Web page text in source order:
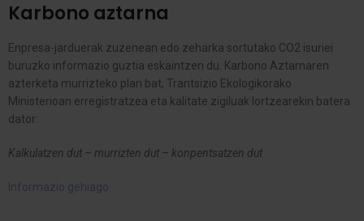
Karbono aztarna
Enpresa-jarduerak zuzenean edo zeharka sortutako CO2 isuriei
buruzko informazio guztia eskaintzen du. Karbono Aztarnaren
azterketa murrizteko plan bat, Trantsizio Ekologikorako
Ministerioan erregistratzea eta kalitate zigiluak lortzearekin batera
dator:
Kalkulatzen dut – murrizten dut – konpentsatzen dut
Informazio gehiago